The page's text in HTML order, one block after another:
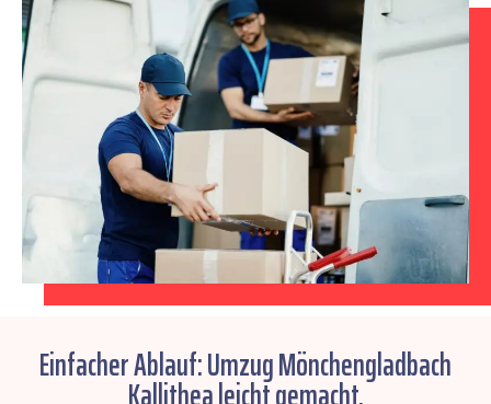
Einfacher Ablauf: Umzug Mönchengladbach